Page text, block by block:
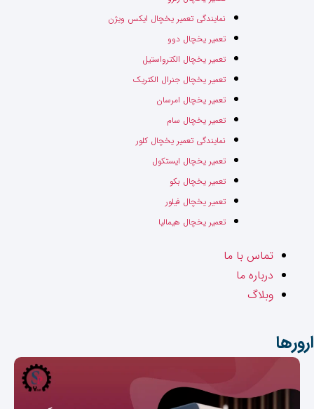
نمایندگی تعمیر یخچال ایکس ویژن
تعمیر یخچال دوو
تعمیر یخچال الکترواستیل
تعمیر یخچال جنرال الکتریک
تعمیر یخچال امرسان
تعمیر یخچال سام
نمایندگی تعمیر یخچال کلور
تعمیر یخچال ایستکول
تعمیر یخچال بکو
تعمیر یخچال فیلور
تعمیر یخچال هیمالیا
تماس با ما
درباره ما
وبلاگ
ارورها